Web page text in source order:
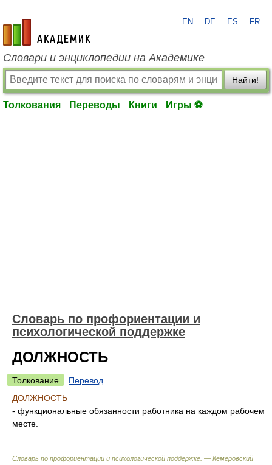
academic.ru
EN DE ES FR
Словари и энциклопедии на Академике
Найти!
Толкования Переводы Книги Игры ⚽
Словарь по профориентации и
психологической поддержке
ДОЛЖНОСТЬ
Толкование
Перевод
ДОЛЖНОСТЬ
- функциональные обязанности работника на каждом рабочем
месте.
Словарь по профориентации и психологической поддержке. — Кемеровский